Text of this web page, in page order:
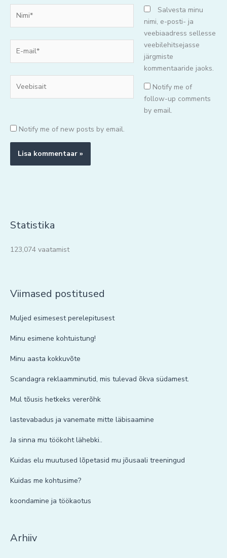
mail*
Salvesta minu
nimi, e-posti- ja
veebiaadress sellesse
veebilehitsejasse
järgmiste
kommentaaride jaoks.
Notify me of
follow-up comments
by email.
Notify me of new posts by email.
Statistika
123,074 vaatamist
Viimased postitused
Muljed esimesest perelepitusest
Minu esimene kohtuistung!
Minu aasta kokkuvõte
Scandagra reklaamminutid, mis tulevad õkva südamest.
Mul tõusis hetkeks vererõhk
lastevabadus ja vanemate mitte läbisaamine
Ja sinna mu töökoht lähebki..
Kuidas elu muutused lõpetasid mu jõusaali treeningud
Kuidas me kohtusime?
koondamine ja töökaotus
Arhiiv